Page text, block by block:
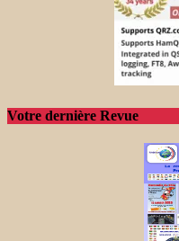
Votre dernière Revue